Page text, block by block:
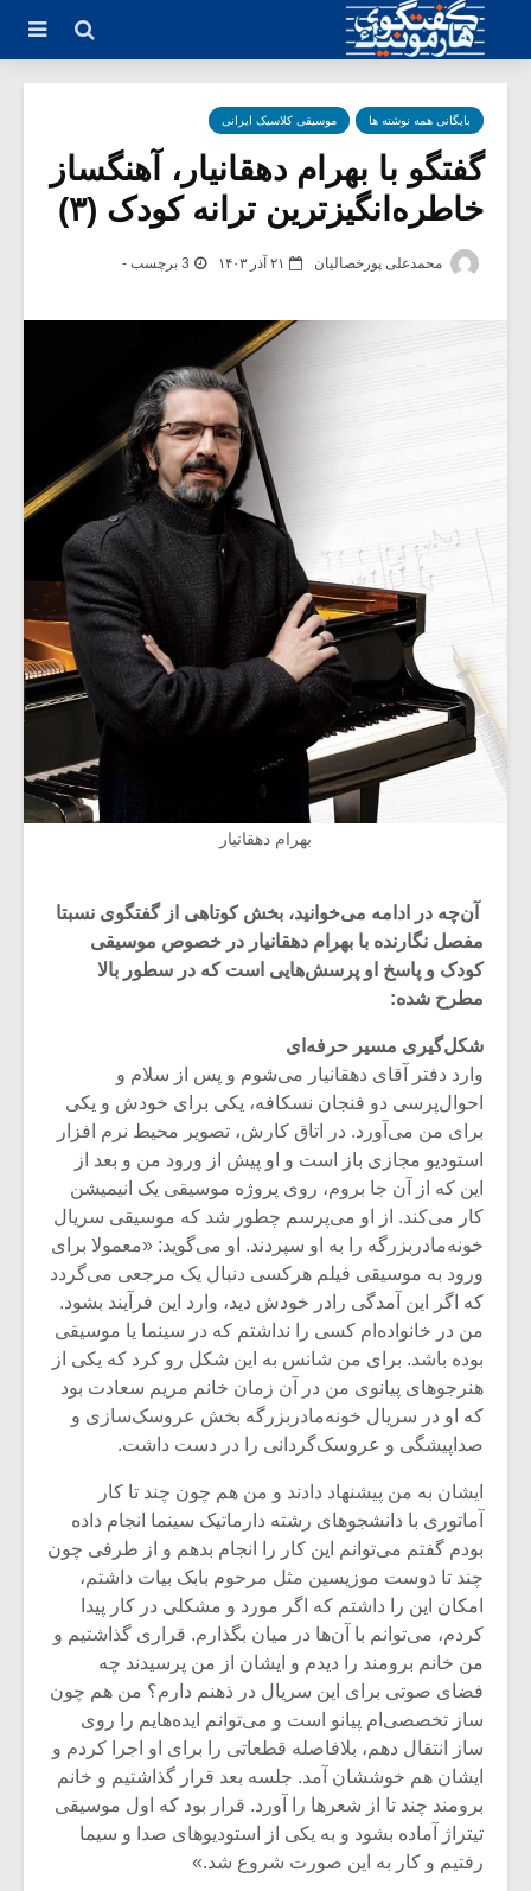
بایگانی همه نوشته ها موسیقی کلاسیک ایرانی
گفتگو با بهرام دهقانیار، آهنگساز
خاطره‌انگیزترین ترانه کودک (۳)
محمدعلی پورخصالیان ۲۱ آذر ۱۴۰۳ 3 برچسب -
بهرام دهقانیار
آن‌چه در ادامه می‌خوانید، بخش کوتاهی از گفتگوی نسبتا
مفصل نگارنده با بهرام دهقانیار در خصوص موسیقی
کودک و پاسخ او پرسش‌هایی است که در سطور بالا
مطرح شده:
شکل‌گیری مسیر حرفه‌ای
وارد دفتر آقای دهقانیار می‌شوم و پس از سلام و
احوال‌پرسی دو فنجان نسکافه، یکی برای خودش و یکی
برای من می‌آورد. در اتاق کارش، تصویر محیط نرم افزار
استودیو مجازی باز است و او پیش از ورود من و بعد از
این که از آن جا بروم، روی پروژه موسیقی یک انیمیشن
کار می‌کند. از او می‌پرسم چطور شد که موسیقی سریال
خونه‌مادربزرگه را به او سپردند. او می‌گوید: «معمولا برای
ورود به موسیقی فیلم هرکسی دنبال یک مرجعی می‌گردد
که اگر این آمدگی رادر خودش دید، وارد این فرآیند بشود.
من در خانواده‌ام کسی را نداشتم که در سینما یا موسیقی
بوده باشد. برای من شانس به این شکل رو کرد که یکی از
هنرجوهای پیانوی من در آن زمان خانم مریم سعادت بود
که او در سریال خونه‌مادربزرگه بخش عروسک‌سازی و
صداپیشگی و عروسک‌گردانی را در دست داشت.
ایشان به من پیشنهاد دادند و من هم چون چند تا کار
آماتوری با دانشجوهای رشته دارماتیک سینما انجام داده
بودم گفتم می‌توانم این کار را انجام بدهم و از طرفی چون
چند تا دوست موزیسین مثل مرحوم بابک بیات داشتم،
امکان این را داشتم که اگر مورد و مشکلی در کار پیدا
کردم، می‌توانم با آن‌ها در میان بگذارم. قراری گذاشتیم و
من خانم برومند را دیدم و ایشان از من پرسیدند چه
فضای صوتی برای این سریال در ذهنم دارم؟ من هم چون
ساز تخصصی‌ام پیانو است و می‌توانم ایده‌هایم را روی
ساز انتقال دهم، بلافاصله قطعاتی را برای او اجرا کردم و
ایشان هم خوششان آمد. جلسه بعد قرار گذاشتیم و خانم
برومند چند تا از شعر‌ها را آورد. قرار بود که اول موسیقی
تیتراژ آماده بشود و به یکی از استودیوهای صدا و سیما
رفتیم و کار به این صورت شروع شد.»
میکلوش روژا
یادداشتی بر موسیقی
متن فیلم «متری
شیش و نیم»
اگر نمی توانی
مشهورترین باشی،
بدنام ترین باش
موریس ژار
دوره
موسیقی